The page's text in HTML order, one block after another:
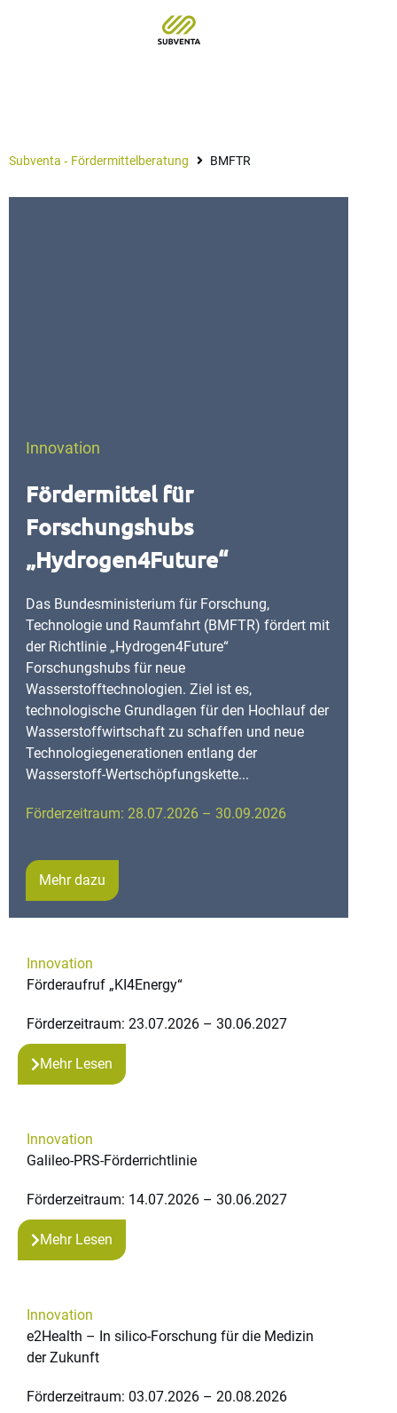
Subventa ‐ Fördermittelberatung BMFTR
Innovation
Fördermittel für
Forschungshubs
„Hydrogen4Future“
Das Bundesministerium für Forschung,
Technologie und Raumfahrt (BMFTR) fördert mit
der Richtlinie „Hydrogen4Future“
Forschungshubs für neue
Wasserstofftechnologien. Ziel ist es,
technologische Grundlagen für den Hochlauf der
Wasserstoffwirtschaft zu schaffen und neue
Technologiegenerationen entlang der
Wasserstoff-Wertschöpfungskette...
Förderzeitraum: 28.07.2026 – 30.09.2026
Mehr dazu
Innovation
Förderaufruf „KI4Energy“
Förderzeitraum: 23.07.2026 – 30.06.2027
Mehr Lesen
Innovation
Galileo-PRS-Förderrichtlinie
Förderzeitraum: 14.07.2026 – 30.06.2027
Mehr Lesen
Innovation
e2Health – In silico-Forschung für die Medizin
der Zukunft
Förderzeitraum: 03.07.2026 – 20.08.2026